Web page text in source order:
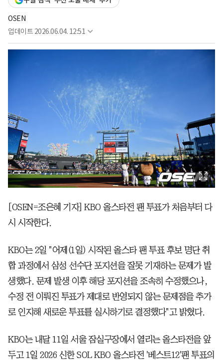
OSEN
업데이트 2026.06.04. 12:51
[OSEN=조은혜 기자] KBO 올스타전 팬 투표가 처음부터 다
시 시작한다.
KBO는 2일 "어제(1일) 시작된 올스타 팬 투표 후보 명단 취
합 과정에서 삼성 선수단 포지션을 잘못 기재하는 문제가 발
생했다. 문제 발생 이후 해당 포지션을 조속히 수정했으나,
수정 전 이뤄진 투표가 제대로 반영되지 않는 문제점을 추가
로 인지해 새로운 투표를 실시하기로 결정했다"고 밝혔다.
KBO는 내달 11일 서울 잠실구장에서 열리는 올스타전을 앞
두고 1일 2026 신한 SOL KBO 올스타전 '베스트12'팬 투표의